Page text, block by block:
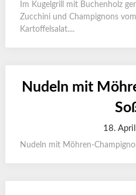
Im Kugelgrill mit Buchenholz
Zucchini und Champignons
Kartoffelsalat....
Nudeln mit
18.
Nudeln mit Möhren-